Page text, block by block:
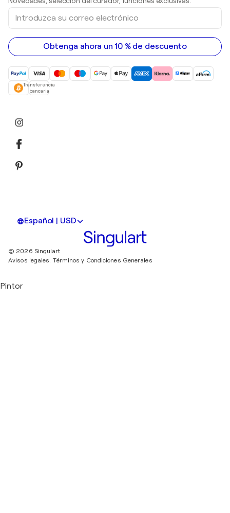
pinturas acrílicas
Introduzca
correo
electrónico
Obtenga ahora un 10 % de descuento
Transferencia
bancaria
Español | USD
© 2026 Singulart
Avisos legales. Términos y Condiciones Generales
Pintor